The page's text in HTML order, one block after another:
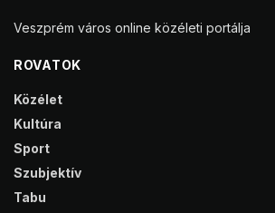
Veszprém város online közéleti portálja
ROVATOK
Közélet
Kultúra
Sport
Szubjektív
Tabu